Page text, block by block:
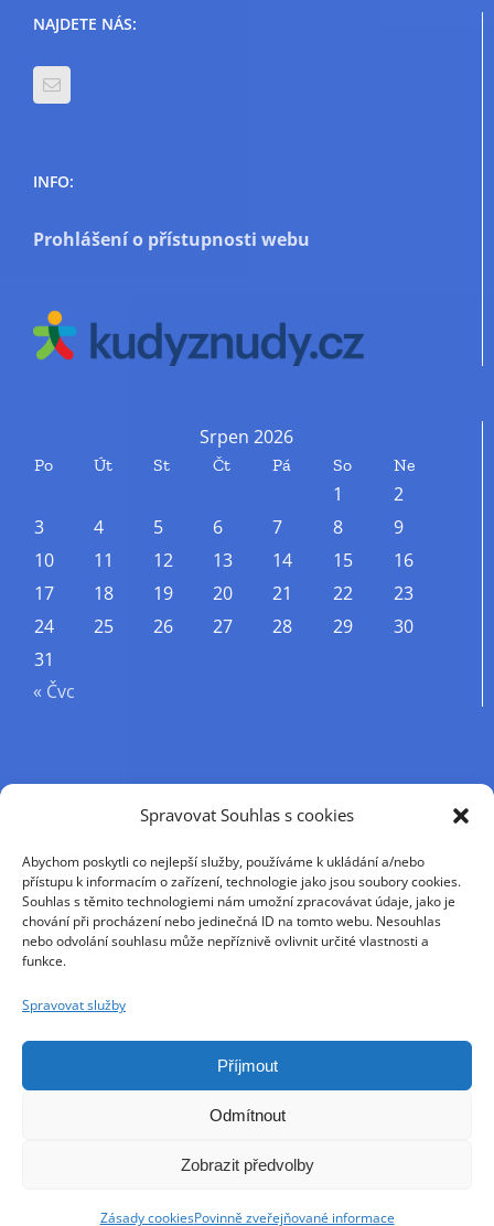
Spravovat Souhlas s cookies
Abychom poskytli co nejlepší služby, používáme k ukládání a/nebo
přístupu k informacím o zařízení, technologie jako jsou soubory cookies.
Souhlas s těmito technologiemi nám umožní zpracovávat údaje, jako je
chování při procházení nebo jedinečná ID na tomto webu. Nesouhlas
nebo odvolání souhlasu může nepříznivě ovlivnit určité vlastnosti a
funkce.
Spravovat služby
Příjmout
Odmítnout
Zobrazit předvolby
Zásady cookiesPovinně zveřejňované informace
NAJDETE NÁS:
INFO:
Prohlášení o přístupnosti webu
Srpen 2026
Po Út St Čt Pá So Ne
1
2
3
4 5 6 7 8
9
10
11 12 13 14 15
16
17
18 19 20 21 22
23
24
25 26 27 28 29
30
31
« Čvc
Příjmení
Křestní jméno
E-mail
Pokračováním přijímáte zásady ochrany osobních